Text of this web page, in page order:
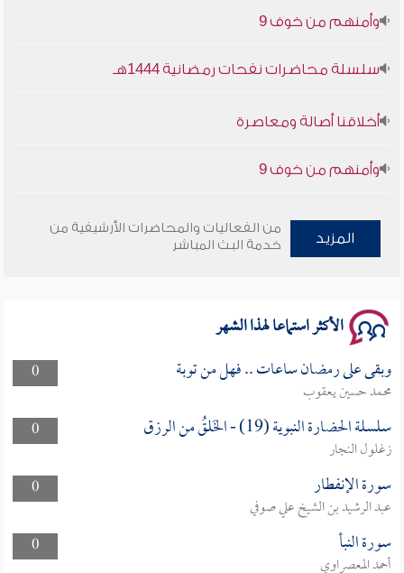
المزيد
من الفعاليات والمحاضرات الأرشيفية من
خدمة البث المباشر
الأكثر استماعا لهذا الشهر
0 وبقى على رمضان ساعات .. فهل من توبة
محمد حسين يعقوب
0
سلسلة الحضارة النبوية (19) - الخَلقُ من الرزق
زغلول النجار
0
سورة الإنفطار
عبد الرشيد بن الشيخ علي صوفي
0
سورة النبأ
أحمد المعصراوي